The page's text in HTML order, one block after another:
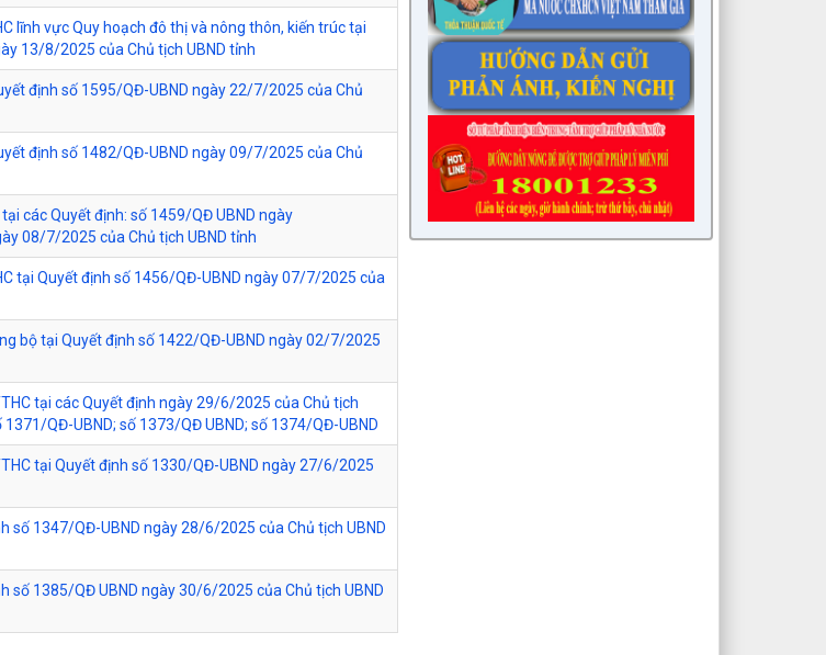
lĩnh vực Quy hoạch đô thị và nông thôn, kiến trúc tại
13/8/2025 của Chủ tịch UBND tỉnh
định số 1595/QĐ-UBND ngày 22/7/2025 của Chủ
định số 1482/QĐ-UBND ngày 09/7/2025 của Chủ
các Quyết định: số 1459/QĐ UBND ngày
08/7/2025 của Chủ tịch UBND tỉnh
tại Quyết định số 1456/QĐ-UBND ngày 07/7/2025 của
bộ tại Quyết định số 1422/QĐ-UBND ngày 02/7/2025
tại các Quyết định ngày 29/6/2025 của Chủ tịch
QĐ-UBND; số 1373/QĐ UBND; số 1374/QĐ-UBND
tại Quyết định số 1330/QĐ-UBND ngày 27/6/2025
số 1347/QĐ-UBND ngày 28/6/2025 của Chủ tịch UBND
số 1385/QĐ UBND ngày 30/6/2025 của Chủ tịch UBND